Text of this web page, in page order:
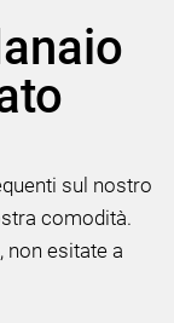
sul nostro
comodità.
non esitate a